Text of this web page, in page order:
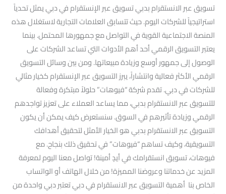
تسويق عبر الانستقرام بدبي تسويق عبر الإنستقرام في دبي يمثل تحدياً
استراتيجياً للشركات اليوم. حيث تتسابق العلامات التجارية لاستغلال هذه
المنصة الاجتماعية القوية في التواصل مع جمهورها المحتمل. بينما
يعتبر التسويق الرقمي أحد أهم الأدوات التي تساعد الشركات على
الوصول إلى جمهور أوسع وزيادة مبيعاتها. ومن بين وسائل التسويق
الرقمي الأكثر فعالية وانتشاراً، يبرز التسويق عبر الإنستقرام كخيار مثالي
للشركات في دبي. تقدم شركة “فيوهات” حلولاً مبتكرة وفعالة
للتسويق عبر الانستقرام بدبي، مما يساعد العملاء على تعزيز تواجدهم
الرقمي وزيادة تأثيرهم في السوق. سنستعرض كيف يمكن أن يكون
التسويق عبر الانستقرام بدبي هو الخيار الأمثل لتحقيق أهدافك
التسويقية، وكيف تساهم “فيوهات” في تحقيق ذلك بنجاح. مع
فيوهات، تسويق انستقرامك في أيدٍ أمينة! تواصل معنا اليوم لمعرفة
المزيد عن خدماتنا وعروضنا المميزة! من خلال الهاتف أو الواتساب
الخاص بنا أهمية التسويق عبر الانستقرام في دبي تعتبر دبي واحدة من